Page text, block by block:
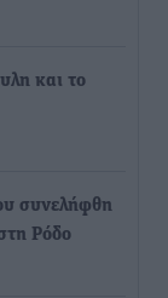
και το
συνελήφθη
Ρόδο